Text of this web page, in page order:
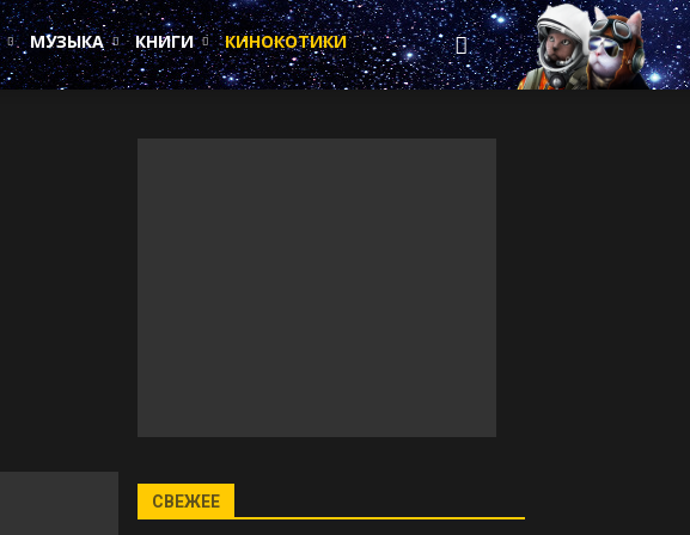
МУЗЫКА КНИГИ КИНОКОТИКИ
СВЕЖЕЕ